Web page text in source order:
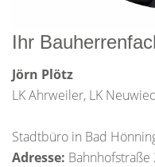
Ihr
Jörn Plötz
LK Ahrweiler, LK
Stadtbüro in Bad
Adresse: